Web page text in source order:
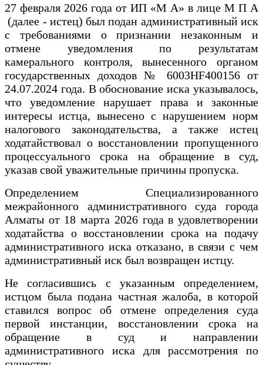
27 февраля 2026 года от ИП «М А» в лице М П А
(далее - истец) был подан административный иск
с требованиями о признании незаконным и
отмене уведомления по результатам
камерального контроля, вынесенного органом
государственных доходов № 6003HF400156 от
24.07.2024 года. В обоснование иска указывалось,
что уведомление нарушает права и законные
интересы истца, вынесено с нарушением норм
налогового законодательства, а также истец
ходатайствовал о восстановлении пропущенного
процессуального срока на обращение в суд,
указав свой уважительные причины пропуска.
Определением Специализированного
межрайонного административного суда города
Алматы от 18 марта 2026 года в удовлетворении
ходатайства о восстановлении срока на подачу
административного иска отказано, в связи с чем
административный иск был возвращен истцу.
Не согласившись с указанным определением,
истцом была подана частная жалоба, в которой
ставился вопрос об отмене определения суда
первой инстанции, восстановлении срока на
обращение в суд и направлении
административного иска для рассмотрения по